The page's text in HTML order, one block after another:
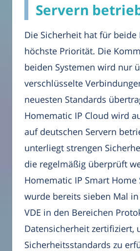
Servern
Die Sicherheit hat für beide
höchste Priorität. Die
beiden Systemen wird nur
verschlüsselte
neuesten Standards
Homematic IP Cloud wird
auf deutschen Servern
unterliegt strengen
die regelmäßig überprüft
Homematic IP Smart Home
wurde bereits sieben Mal
VDE in den Bereichen
Datensicherheit zertifiziert,
Sicherheitsstandards zu